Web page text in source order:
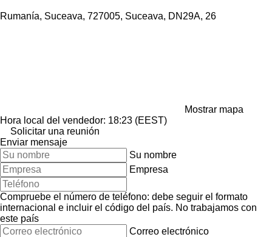
Rumanía, Suceava, 727005, Suceava, DN29A, 26
Mostrar mapa
Hora local del vendedor: 18:23 (EEST)
Solicitar una reunión
Enviar mensaje
Su nombre
Empresa
Compruebe el número de teléfono: debe seguir el formato
internacional e incluir el código del país. No trabajamos con
este país
Correo electrónico